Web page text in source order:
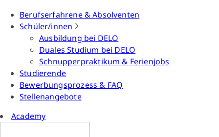
Berufserfahrene & Absolventen
Schüler/innen
Ausbildung bei DELO
Duales Studium bei DELO
Schnupperpraktikum & Ferienjobs
Studierende
Bewerbungsprozess & FAQ
Stellenangebote
Academy